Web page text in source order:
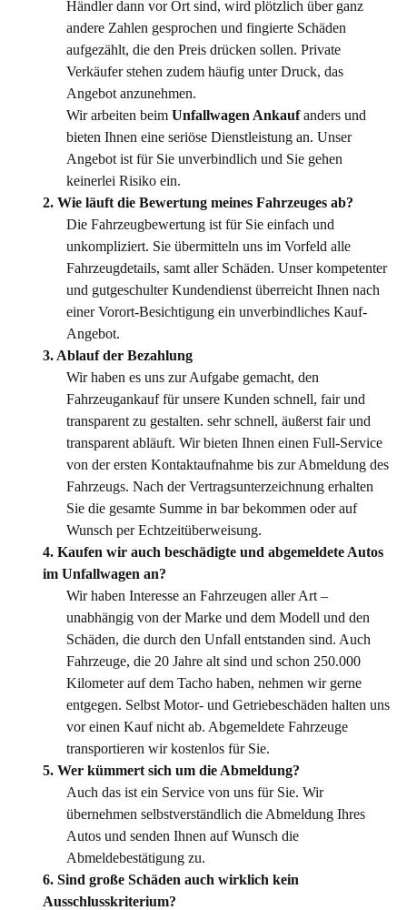
Händler dann vor Ort sind, wird plötzlich über ganz
andere Zahlen gesprochen und fingierte Schäden
aufgezählt, die den Preis drücken sollen. Private
Verkäufer stehen zudem häufig unter Druck, das
Angebot anzunehmen.
Wir arbeiten beim Unfallwagen Ankaufanders und
bieten Ihnen eine seriöse Dienstleistung an. Unser
Angebot ist für Sie unverbindlich und Sie gehen
keinerlei Risiko ein.
2. Wie läuft die Bewertung meines Fahrzeuges ab?
Die Fahrzeugbewertung ist für Sie einfach und
unkompliziert. Sie übermitteln uns im Vorfeld alle
Fahrzeugdetails, samt aller Schäden. Unser kompetenter
und gutgeschulter Kundendienst überreicht Ihnen nach
einer Vorort-Besichtigung ein unverbindliches Kauf-
Angebot.
3. Ablauf der Bezahlung
Wir haben es uns zur Aufgabe gemacht, den
Fahrzeugankauf für unsere Kunden schnell, fair und
transparent zu gestalten. sehr schnell, äußerst fair und
transparent abläuft. Wir bieten Ihnen einen Full-Service
von der ersten Kontaktaufnahme bis zur Abmeldung des
Fahrzeugs. Nach der Vertragsunterzeichnung erhalten
Sie die gesamte Summe in bar bekommen oder auf
Wunsch per Echtzeitüberweisung.
4. Kaufen wir auch beschädigte und abgemeldete Autos
im Unfallwagen an?
Wir haben Interesse an Fahrzeugen aller Art –
unabhängig von der Marke und dem Modell und den
Schäden, die durch den Unfall entstanden sind. Auch
Fahrzeuge, die 20 Jahre alt sind und schon 250.000
Kilometer auf dem Tacho haben, nehmen wir gerne
entgegen. Selbst Motor- und Getriebeschäden halten uns
vor einen Kauf nicht ab. Abgemeldete Fahrzeuge
transportieren wir kostenlos für Sie.
5. Wer kümmert sich um die Abmeldung?
Auch das ist ein Service von uns für Sie. Wir
übernehmen selbstverständlich die Abmeldung Ihres
Autos und senden Ihnen auf Wunsch die
Abmeldebestätigung zu.
6. Sind große Schäden auch wirklich kein
Ausschlusskriterium?